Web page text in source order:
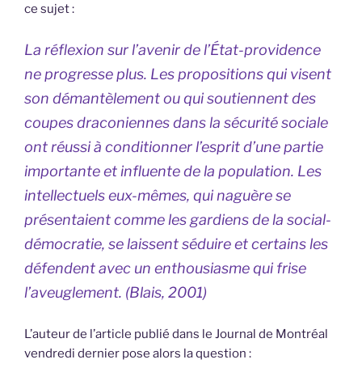
ce sujet :
La réflexion sur l’avenir de l’État-providence
ne progresse plus. Les propositions qui visent
son démantèlement ou qui soutiennent des
coupes draconiennes dans la sécurité sociale
ont réussi à conditionner l’esprit d’une partie
importante et influente de la population. Les
intellectuels eux-mêmes, qui naguère se
présentaient comme les gardiens de la social-
démocratie, se laissent séduire et certains les
défendent avec un enthousiasme qui frise
l’aveuglement. (Blais, 2001)
L’auteur de l’article publié dans le Journal de Montréal
vendredi dernier pose alors la question :